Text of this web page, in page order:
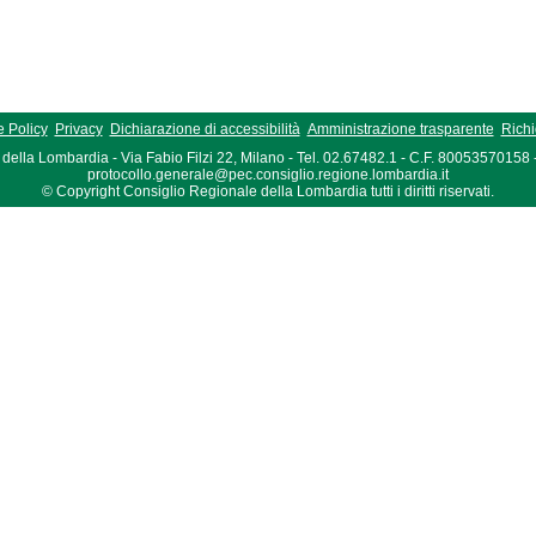
Policy Privacy Dichiarazione di accessibilità Amministrazione trasparente
Lombardia - Via Fabio Filzi 22, Milano - Tel. 02.67482.1 - C.F. 80053570158
protocollo.generale@pec.consiglio.regione.lombardia.it
© Copyright Consiglio Regionale della Lombardia tutti i diritti riservati.